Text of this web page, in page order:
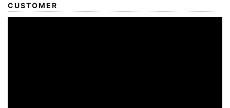
CUSTOMER